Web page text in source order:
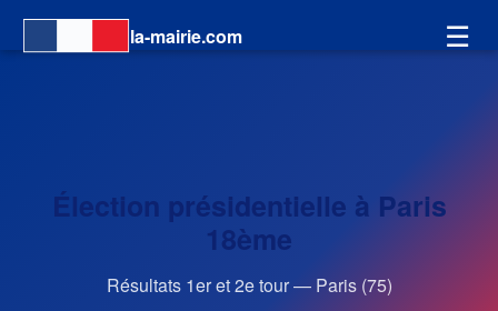
la-mairie.com ☰
Élection présidentielle à Paris
18ème
Résultats 1er et 2e tour — Paris (75)